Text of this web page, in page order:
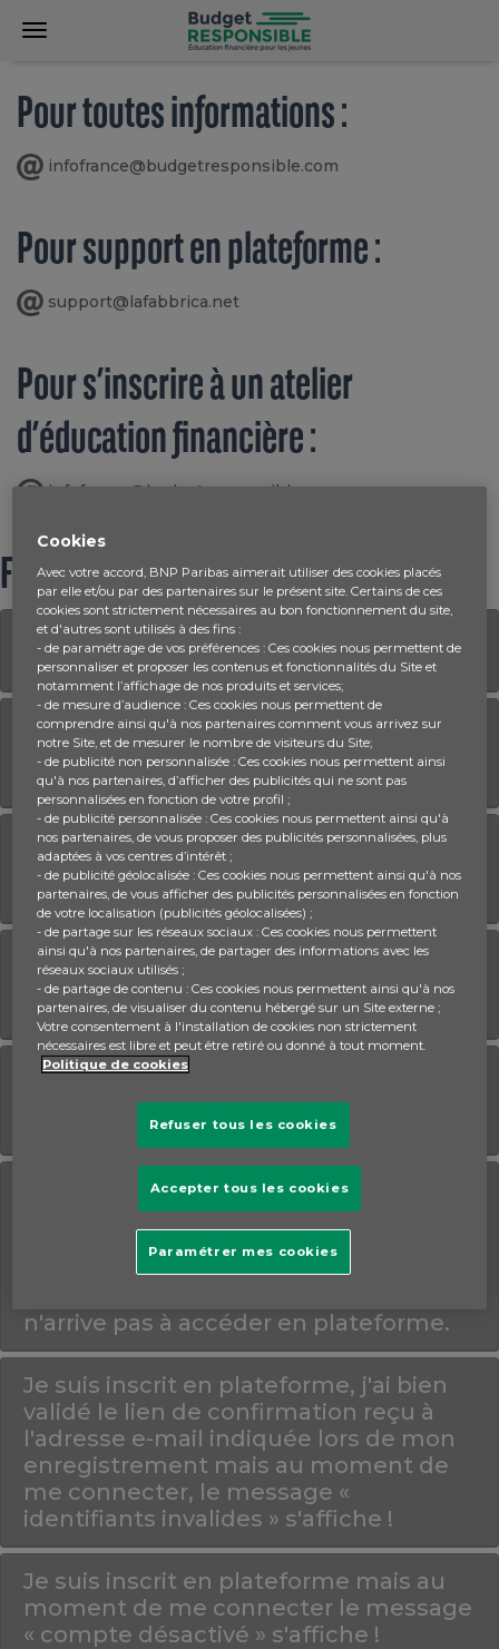
Pour toutes informations :
infofrance@budgetresponsible.com
Pour support en plateforme :
support@lafabbrica.net
Pour s’inscrire à un atelier
d’éducation financière :
infofrance@budgetresponsible.com
FAQ
L'inscription en plateforme a-t-elle un
coût ?
La plateforme Budget Responsible
est-elle accessible sur tous les
navigateurs internet ?
À quoi me donne accès mon
inscription gratuite en plateforme en
tant qu'enseignant/formateur ?
À quoi me donne accès mon
inscription gratuite en plateforme en
tant que jeune ?
Je me suis inscrit(e) en plateforme
mais je n'ai pas reçu de courriel de
confirmation sur ma boîte mail.
Je me suis inscrit(e) en plateforme, j'ai
bien reçu le courriel contenant le lien
de confirmation d'enregistrement
mais après avoir cliqué sur le lien, un
n'arrive pas à accéder en plateforme.
Je suis inscrit en plateforme, j'ai bien
validé le lien de confirmation reçu à
l'adresse e-mail indiquée lors de mon
enregistrement mais au moment de
me connecter, le message «
identifiants invalides » s'affiche !
Je suis inscrit en plateforme mais au
moment de me connecter le message
« compte désactivé » s'affiche !
Cookies
Avec votre accord, BNP Paribas aimerait utiliser des cookies placés
par elle et/ou par des partenaires sur le présent site. Certains de ces
cookies sont strictement nécessaires au bon fonctionnement du site,
et d'autres sont utilisés à des fins :
- de paramétrage de vos préférences : Ces cookies nous permettent de
personnaliser et proposer les contenus et fonctionnalités du Site et
notamment l’affichage de nos produits et services;
- de mesure d’audience : Ces cookies nous permettent de
comprendre ainsi qu'à nos partenaires comment vous arrivez sur
notre Site, et de mesurer le nombre de visiteurs du Site;
- de publicité non personnalisée : Ces cookies nous permettent ainsi
qu'à nos partenaires, d’afficher des publicités qui ne sont pas
personnalisées en fonction de votre profil ;
- de publicité personnalisée : Ces cookies nous permettent ainsi qu'à
nos partenaires, de vous proposer des publicités personnalisées, plus
adaptées à vos centres d’intérêt ;
- de publicité géolocalisée : Ces cookies nous permettent ainsi qu'à nos
partenaires, de vous afficher des publicités personnalisées en fonction
de votre localisation (publicités géolocalisées) ;
- de partage sur les réseaux sociaux : Ces cookies nous permettent
ainsi qu'à nos partenaires, de partager des informations avec les
réseaux sociaux utilisés ;
- de partage de contenu : Ces cookies nous permettent ainsi qu'à nos
partenaires, de visualiser du contenu hébergé sur un Site externe ;
Votre consentement à l'installation de cookies non strictement
nécessaires est libre et peut être retiré ou donné à tout moment.
Politique de cookies
Refuser tous les cookies
Accepter tous les cookies
Paramétrer mes cookies